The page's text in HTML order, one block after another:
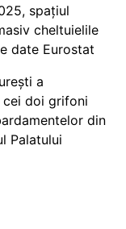
spațiul
cheltuielile
date Eurostat
a
cei doi grifoni
din
Palatului